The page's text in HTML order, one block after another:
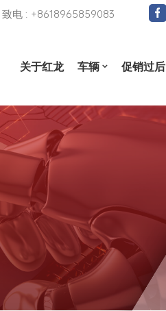
致电 : +8618965859083
关于红龙 车辆 促销过后